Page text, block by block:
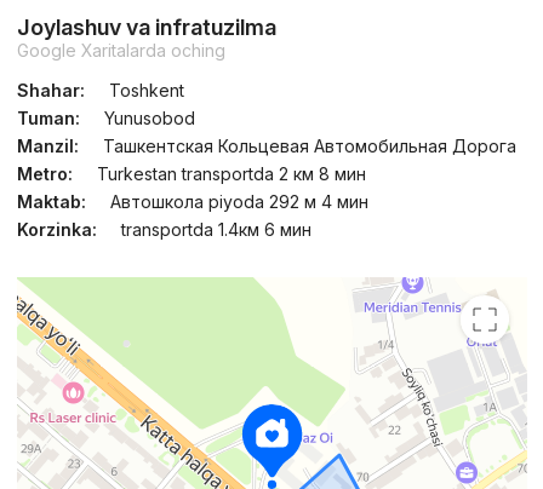
Joylashuv va infratuzilma
Google Xaritalarda oching
Shahar:
Toshkent
Tuman:
Yunusobod
Manzil:
Ташкентская Кольцевая Автомобильная Дорога
Metro:
Turkestan transportda 2 км 8 мин
Maktab:
Автошкола piyoda 292 м 4 мин
Korzinka:
transportda 1.4км 6 мин